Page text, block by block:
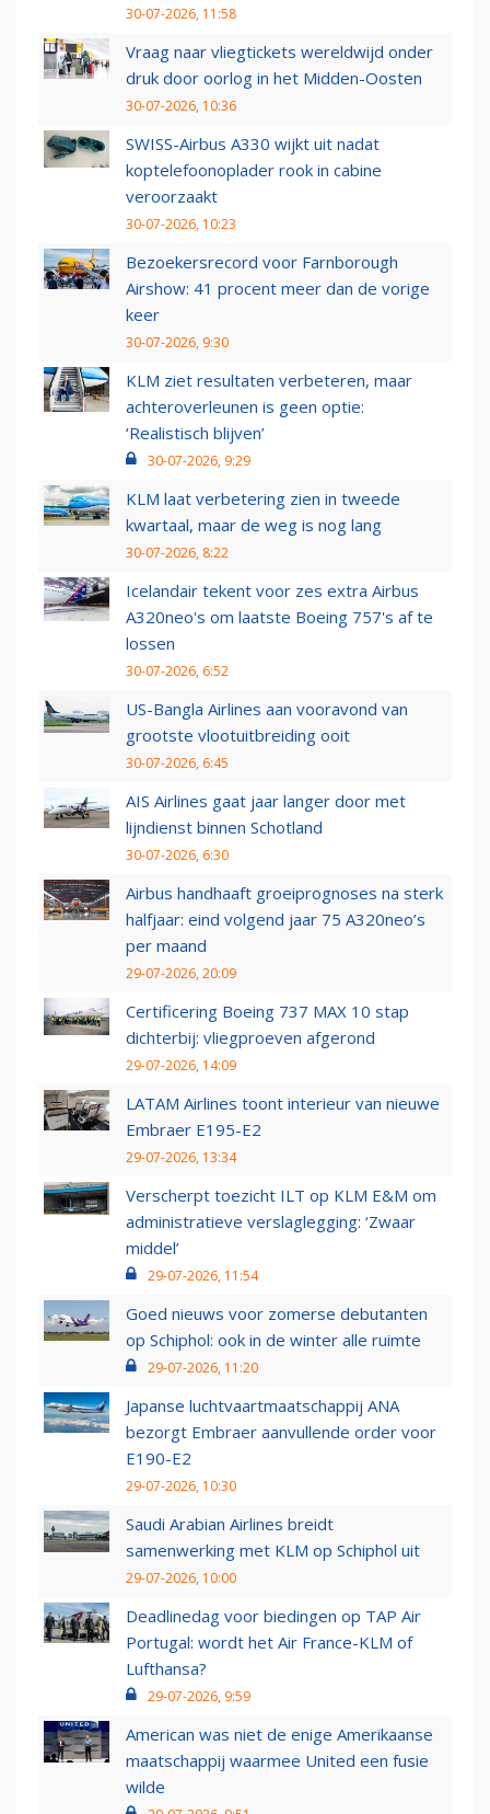
30-07-2026, 11:58
Vraag naar vliegtickets wereldwijd onder
druk door oorlog in het Midden-Oosten
30-07-2026, 10:36
SWISS-Airbus A330 wijkt uit nadat
koptelefoonoplader rook in cabine
veroorzaakt
30-07-2026, 10:23
Bezoekersrecord voor Farnborough
Airshow: 41 procent meer dan de vorige
keer
30-07-2026, 9:30
KLM ziet resultaten verbeteren, maar
achteroverleunen is geen optie:
‘Realistisch blijven’
30-07-2026, 9:29
KLM laat verbetering zien in tweede
kwartaal, maar de weg is nog lang
30-07-2026, 8:22
Icelandair tekent voor zes extra Airbus
A320neo's om laatste Boeing 757's af te
lossen
30-07-2026, 6:52
US-Bangla Airlines aan vooravond van
grootste vlootuitbreiding ooit
30-07-2026, 6:45
AIS Airlines gaat jaar langer door met
lijndienst binnen Schotland
30-07-2026, 6:30
Airbus handhaaft groeiprognoses na sterk
halfjaar: eind volgend jaar 75 A320neo’s
per maand
29-07-2026, 20:09
Certificering Boeing 737 MAX 10 stap
dichterbij: vliegproeven afgerond
29-07-2026, 14:09
LATAM Airlines toont interieur van nieuwe
Embraer E195-E2
29-07-2026, 13:34
Verscherpt toezicht ILT op KLM E&M om
administratieve verslaglegging: ‘Zwaar
middel’
29-07-2026, 11:54
Goed nieuws voor zomerse debutanten
op Schiphol: ook in de winter alle ruimte
29-07-2026, 11:20
Japanse luchtvaartmaatschappij ANA
bezorgt Embraer aanvullende order voor
E190-E2
29-07-2026, 10:30
Saudi Arabian Airlines breidt
samenwerking met KLM op Schiphol uit
29-07-2026, 10:00
Deadlinedag voor biedingen op TAP Air
Portugal: wordt het Air France-KLM of
Lufthansa?
29-07-2026, 9:59
American was niet de enige Amerikaanse
maatschappij waarmee United een fusie
wilde